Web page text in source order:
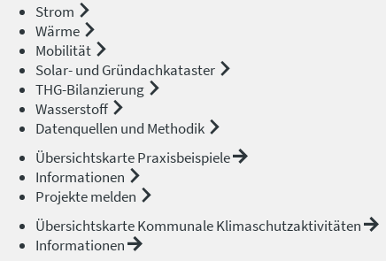
Strom
Wärme
Mobilität
Solar- und Gründachkataster
THG-Bilanzierung
Wasserstoff
Datenquellen und Methodik
Übersichtskarte Praxisbeispiele
Informationen
Projekte melden
Übersichtskarte Kommunale Klimaschutzaktivitäten
Informationen